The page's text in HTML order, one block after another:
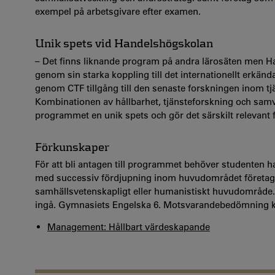
exempel på arbetsgivare efter examen.
Unik spets vid Handelshögskolan
– Det finns liknande program på andra lärosäten men
genom sin starka koppling till det internationellt
genom CTF tillgång till den senaste forskningen inom
Kombinationen av hållbarhet, tjänsteforskning och
programmet en unik spets och gör det särskilt
Förkunskaper
För att bli antagen till programmet behöver studenten
med successiv fördjupning inom huvudområdet
samhällsvetenskapligt eller humanistiskt
ingå. Gymnasiets Engelska 6. Motsvarandebedömning
Management: Hållbart värdeskapande